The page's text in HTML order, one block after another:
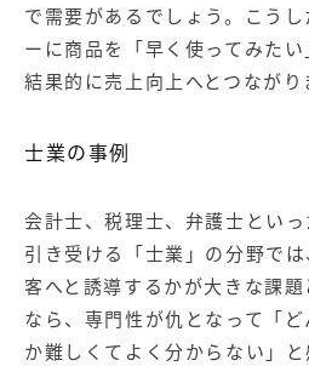
で需要があるでしょう。こう
ーに商品を「早く使ってみたい
結果的に売上向上へとつながり
士業の事例
会計士、税理士、弁護士とい
引き受ける「士業」の分野で
客へと誘導するかが大きな課
なら、専門性が仇となって「
か難しくてよく分からない」